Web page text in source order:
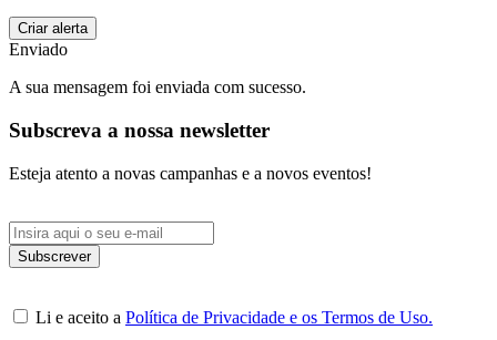
Enviado
A sua mensagem foi enviada com sucesso.
Subscreva a nossa newsletter
Esteja atento a novas campanhas e a novos eventos!
Li e aceito a Política de Privacidade e os Termos de Uso.